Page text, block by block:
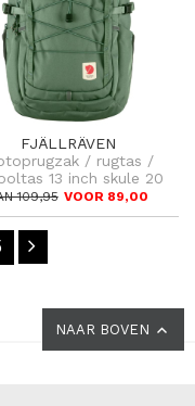
FJÄLLRÄVEN
/ rugtas /
13 inch skule 20
109,95 VOOR 89,00
NAAR BOVEN